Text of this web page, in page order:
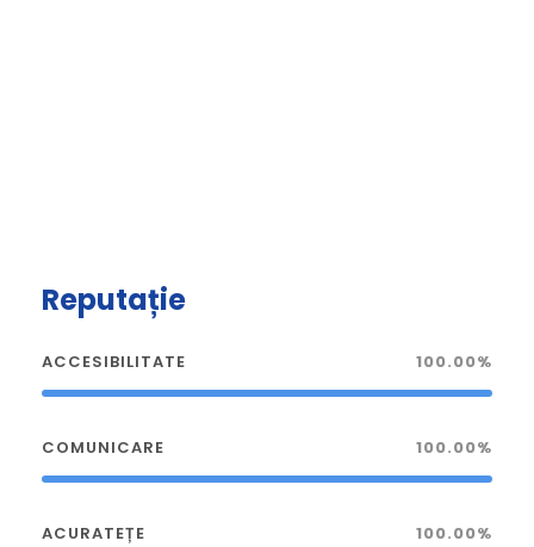
Reputație
ACCESIBILITATE 100.00%
COMUNICARE 100.00%
ACURATEȚE 100.00%